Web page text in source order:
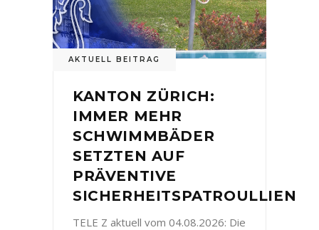
AKTUELL BEITRAG
KANTON ZÜRICH:
IMMER MEHR
SCHWIMMBÄDER
SETZTEN AUF
PRÄVENTIVE
SICHERHEITSPATROULLIEN
TELE Z aktuell vom 04.08.2026: Die